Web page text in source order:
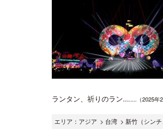
ランタン、祈りのラン........（2025年2
エリア：アジア > 台湾 > 新竹（シン